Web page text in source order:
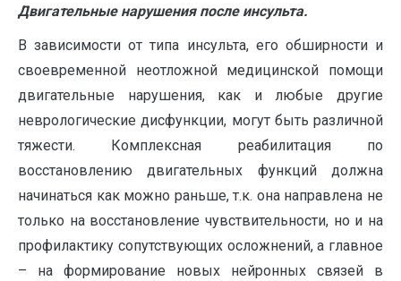
Двигательные нарушения после инсульта.
В зависимости от типа инсульта, его обширности и
своевременной неотложной медицинской помощи
двигательные нарушения, как и любые другие
неврологические дисфункции, могут быть различной
тяжести. Комплексная реабилитация по
восстановлению двигательных функций должна
начинаться как можно раньше, т.к. она направлена не
только на восстановление чувствительности, но и на
профилактику сопутствующих осложнений, а главное
– на формирование новых нейронных связей в